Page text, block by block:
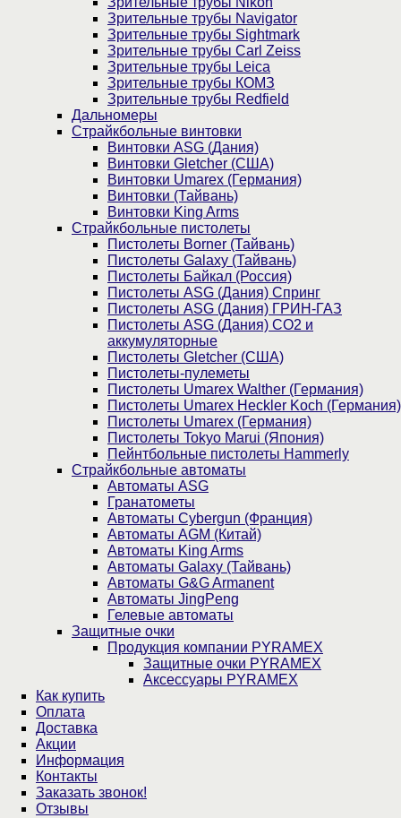
Зрительные трубы Navigator
Зрительные трубы Sightmark
Зрительные трубы Carl Zeiss
Зрительные трубы Leica
Зрительные трубы КОМЗ
Зрительные трубы Redfield
Дальномеры
Страйкбольные винтовки
Винтовки ASG (Дания)
Винтовки Gletcher (США)
Винтовки Umarex (Германия)
Винтовки (Тайвань)
Винтовки King Arms
Страйкбольные пистолеты
Пистолеты Borner (Тайвань)
Пистолеты Galaxy (Тайвань)
Пистолеты Байкал (Россия)
Пистолеты ASG (Дания) Спринг
Пистолеты ASG (Дания) ГРИН-ГАЗ
Пистолеты ASG (Дания) CO2 и
аккумуляторные
Пистолеты Gletcher (США)
Пистолеты-пулеметы
Пистолеты Umarex Walther (Германия)
Пистолеты Umarex Heckler Koch (Германия)
Пистолеты Umarex (Германия)
Пистолеты Tokyo Marui (Япония)
Пейнтбольные пистолеты Hammerly
Страйкбольные автоматы
Автоматы ASG
Гранатометы
Автоматы Cybergun (Франция)
Автоматы AGM (Китай)
Автоматы King Arms
Автоматы Galaxy (Тайвань)
Автоматы G&G Armanent
Автоматы JingPeng
Гелевые автоматы
Защитные очки
Продукция компании PYRAMEX
Защитные очки PYRAMEX
Аксессуары PYRAMEX
Как купить
Оплата
Доставка
Акции
Информация
Контакты
Заказать звонок!
Отзывы